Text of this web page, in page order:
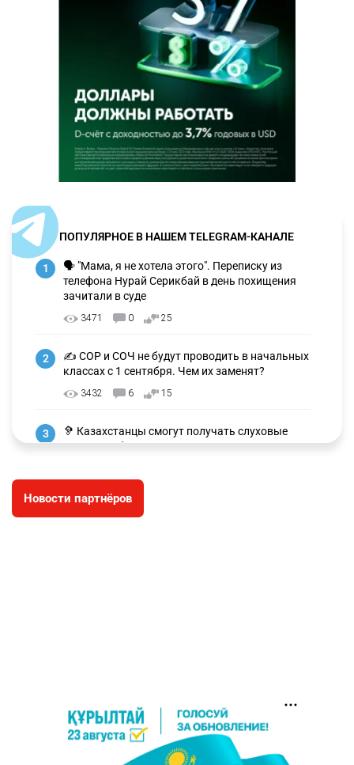
ПОПУЛЯРНОЕ В НАШЕМ TELEGRAM-КАНАЛЕ
1
🗣 "Мама, я не хотела этого". Переписку из
телефона Нурай Серикбай в день похищения
зачитали в суде
3471 0 25
2
✍️ СОР и СОЧ не будут проводить в начальных
классах с 1 сентября. Чем их заменят?
3432 6 15
3
🦻 Казахстанцы смогут получать слуховые
аппараты без инвалидности
🐏 Скота больше, а мясо дороже. Почему в
Казахстане продолжают расти цены на
2552 0 9
❗️ Эксперты дали оценку видео с Нурай
Серикбай, которое записали в полиции
Новости партнёров